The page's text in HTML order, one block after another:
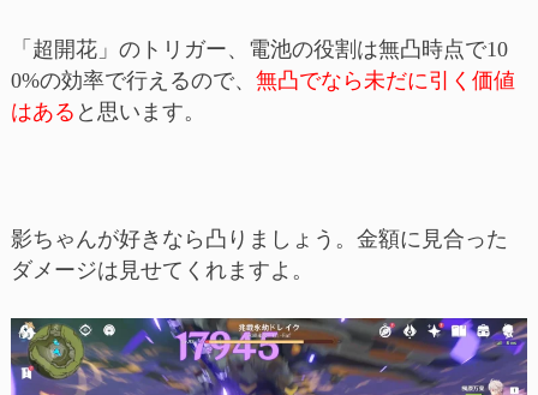
「超開花」のトリガー、電池の役割は無凸時点で10
0%の効率で行えるので、 無凸でなら未だに引く価値
はある と思います。
影ちゃんが好きなら凸りましょう。金額に見合った
ダメージは見せてくれますよ。